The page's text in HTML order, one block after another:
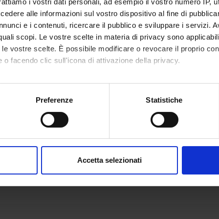
i vostri dati personali, ad esempio il vostro numero IP,
alle informazioni sul vostro dispositivo al fine di
e i contenuti, ricercare il pubblico e sviluppare i servizi.
scopi. Le vostre scelte in materia di privacy sono
vostre scelte. È possibile modificare o revocare il proprio
o facendo clic sull'icona di attivazione della privacy.
anche:
sulla tua posizione geografica, con un'approssimazione di
in qualsiasi momento dalla Dichiarazione sui cookie.
Preferenze Statistiche
Accetta selezionati